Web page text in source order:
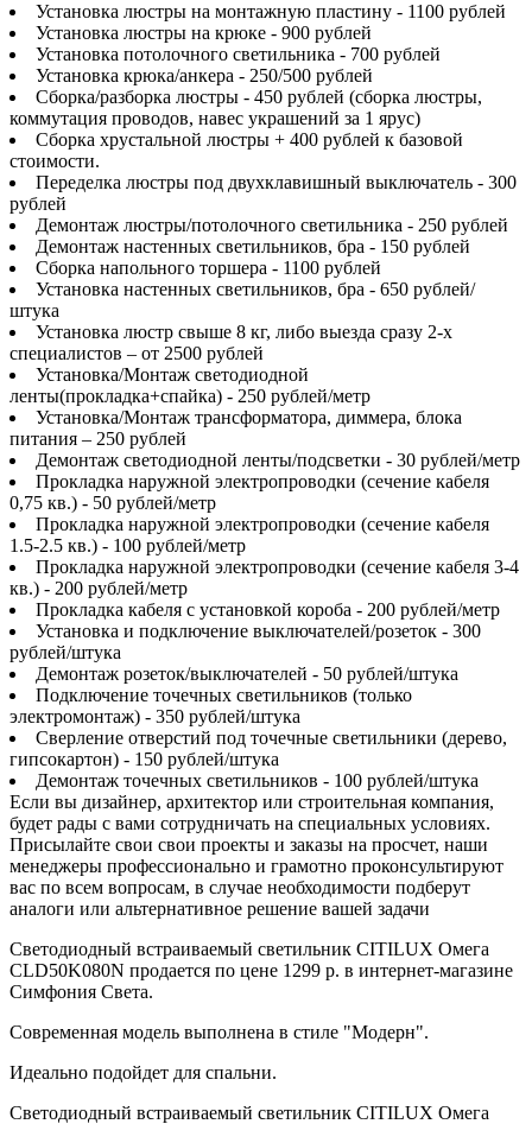
Установка люстры на монтажную пластину - 1100 рублей
Установка люстры на крюке - 900 рублей
Установка потолочного светильника - 700 рублей
Установка крюка/анкера - 250/500 рублей
Сборка/разборка люстры - 450 рублей (сборка люстры,
коммутация проводов, навес украшений за 1 ярус)
Сборка хрустальной люстры + 400 рублей к базовой
стоимости.
Переделка люстры под двухклавишный выключатель - 300
рублей
Демонтаж люстры/потолочного светильника - 250 рублей
Демонтаж настенных светильников, бра - 150 рублей
Сборка напольного торшера - 1100 рублей
Установка настенных светильников, бра - 650 рублей/
штука
Установка люстр свыше 8 кг, либо выезда сразу 2-х
специалистов – от 2500 рублей
Установка/Монтаж светодиодной
ленты(прокладка+спайка) - 250 рублей/метр
Установка/Монтаж трансформатора, диммера, блока
питания – 250 рублей
Демонтаж светодиодной ленты/подсветки - 30 рублей/метр
Прокладка наружной электропроводки (сечение кабеля
0,75 кв.) - 50 рублей/метр
Прокладка наружной электропроводки (сечение кабеля
1.5-2.5 кв.) - 100 рублей/метр
Прокладка наружной электропроводки (сечение кабеля 3-4
кв.) - 200 рублей/метр
Прокладка кабеля с установкой короба - 200 рублей/метр
Установка и подключение выключателей/розеток - 300
рублей/штука
Демонтаж розеток/выключателей - 50 рублей/штука
Подключение точечных светильников (только
электромонтаж) - 350 рублей/штука
Сверление отверстий под точечные светильники (дерево,
гипсокартон) - 150 рублей/штука
Демонтаж точечных светильников - 100 рублей/штука
Если вы дизайнер, архитектор или строительная компания,
будет рады с вами сотрудничать на специальных условиях.
Присылайте свои свои проекты и заказы на просчет, наши
менеджеры профессионально и грамотно проконсультируют
вас по всем вопросам, в случае необходимости подберут
аналоги или альтернативное решение вашей задачи
Светодиодный встраиваемый светильник CITILUX Омега
CLD50K080N продается по цене 1299 р. в интернет-магазине
Симфония Света.
Современная модель выполнена в стиле "Модерн".
Идеально подойдет для спальни.
Светодиодный встраиваемый светильник CITILUX Омега